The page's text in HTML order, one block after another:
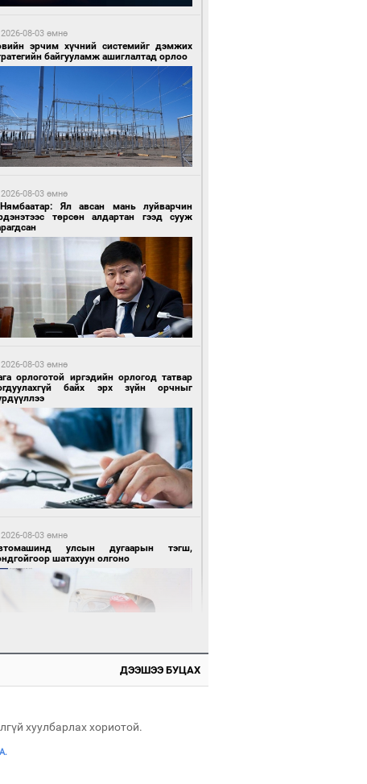
шар мэнгэтэй хөх бар өдөр
11 цагийн өмнө өмнө
1 өдрийн өмнө өмнө
зөрчил гаргасан автобусны
1 өдрийн өмнө өмнө
тээврийн хэрэгсэл жолоодсон
2026-08-03 өмнө
эрчим хүчний системийг дэмжих
байгууламж ашиглалтад орлоо
2026-08-03 өмнө
Ял авсан мань луйварчин
төрсөн алдартан гээд сууж
2026-08-03 өмнө
орлоготой иргэдийн орлогод татвар
байх эрх зүйн орчныг
2026-08-03 өмнө
улсын дугаарын тэгш,
шатахуун олгоно
ДЭЭШЭЭ БУЦАХ
хуулбарлах хориотой.